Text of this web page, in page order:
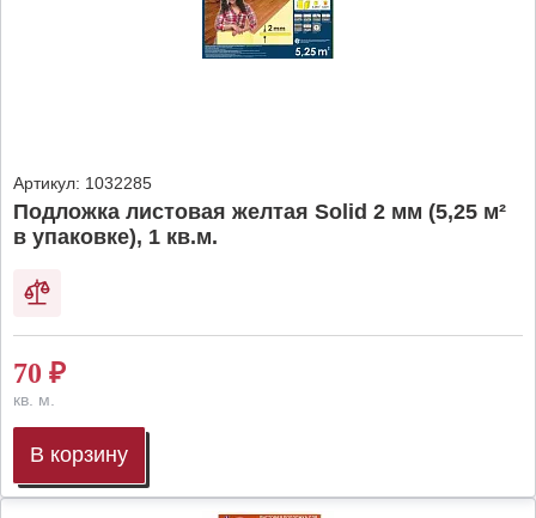
Артикул: 1032285
Подложка листовая желтая Solid 2 мм (5,25 м²
в упаковке), 1 кв.м.
70 ₽
кв. м.
В корзину